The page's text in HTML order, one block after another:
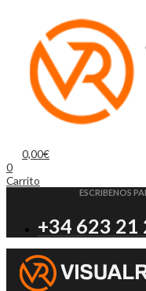
0,00€
0
Carrito
ESCRIBENOS
+34 623 21